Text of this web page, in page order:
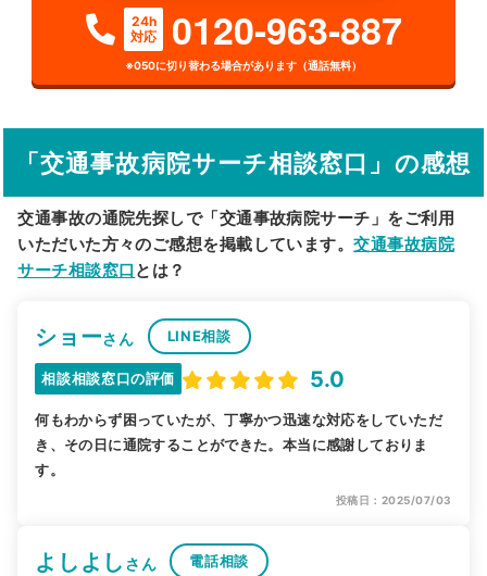
詳細条件で絞り込む
その他の検索方法
駅から探す 院名から探す
24h
対応
0120-963-887
※050に切り替わる場合があります（通話無料）
「交通事故病院サーチ相談窓口」の感想
交通事故の通院先探しで「交通事故病院サーチ」をご利用
いただいた方々のご感想を掲載しています。交通事故病院
サーチ相談窓口 とは？
ショーさん LINE相談
相談相談窓口の評価 5.0
何もわからず困っていたが、丁寧かつ迅速な対応をしていただ
き、その日に通院することができた。本当に感謝しておりま
す。
投稿日：2025/07/03
よしよし さん 電話相談